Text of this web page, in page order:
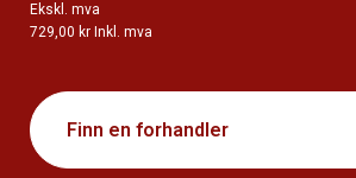
Ekskl. mva
729,00 kr Inkl. mva
Finn en forhandler